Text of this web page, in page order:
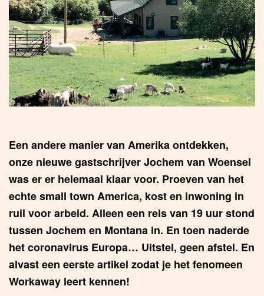
Een andere manier van Amerika ontdekken,
onze nieuwe gastschrijver Jochem van Woensel
was er er helemaal klaar voor. Proeven van het
echte small town America, kost en inwoning in
ruil voor arbeid. Alleen een reis van 19 uur stond
tussen Jochem en Montana in. En toen naderde
het coronavirus Europa… Uitstel, geen afstel. En
alvast een eerste artikel zodat je het fenomeen
Workaway leert kennen!